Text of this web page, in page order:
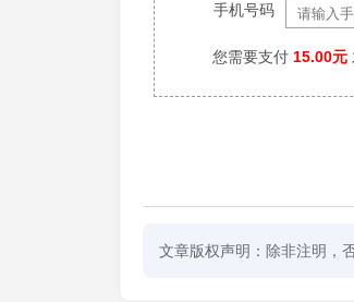
手机号码
您需要支付 15.00元
文章版权声明：除非注明，